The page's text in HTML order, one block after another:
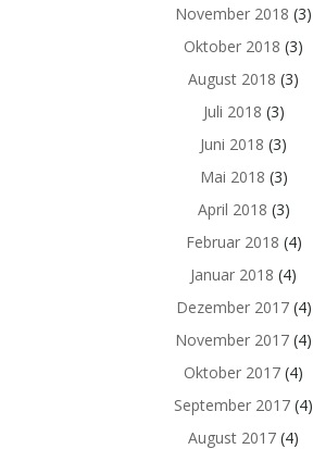
November 2018 (3)
Oktober 2018 (3)
August 2018 (3)
Juli 2018 (3)
Juni 2018 (3)
Mai 2018 (3)
April 2018 (3)
Februar 2018 (4)
Januar 2018 (4)
Dezember 2017(4)
November 2017 (4)
Oktober 2017 (4)
September 2017 (4)
August 2017 (4)